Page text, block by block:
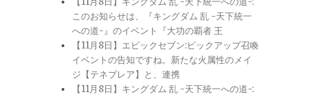
このお知らせは、『キングダム 乱 -天下統一
への道-』のイベント『大功の覇者 王
【11月8日】エピックセブン:ピックアップ召喚
イベントの告知ですね。新たな火属性のメイ
ジ【テネブレア】と、連携
【11月8日】キングダム 乱 -天下統一への道-: